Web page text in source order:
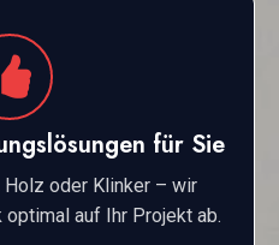
für Sie
Holz oder Klinker – wir
auf Ihr Projekt ab.